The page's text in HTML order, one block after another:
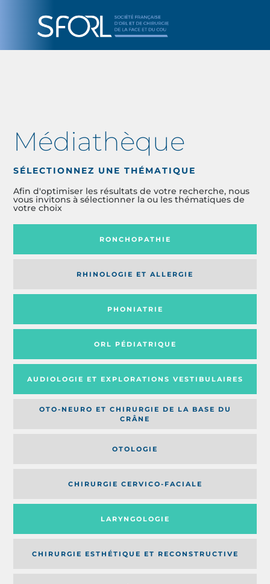
Médiathèque
SÉLECTIONNEZ UNE THÉMATIQUE
Afin d'optimiser les résultats de votre recherche, nous
vous invitons à sélectionner la ou les thématiques de
votre choix
RONCHOPATHIE
RHINOLOGIE ET ALLERGIE
PHONIATRIE
ORL PÉDIATRIQUE
AUDIOLOGIE ET EXPLORATIONS VESTIBULAIRES
OTO-NEURO ET CHIRURGIE DE LA BASE DU
CRÂNE
OTOLOGIE
CHIRURGIE CERVICO-FACIALE
LARYNGOLOGIE
CHIRURGIE ESTHÉTIQUE ET RECONSTRUCTIVE